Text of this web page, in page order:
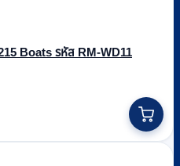
Boats รหัส RM-WD11